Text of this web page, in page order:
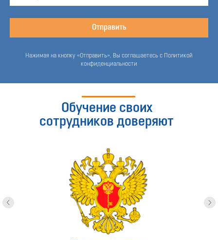
Отправить
Нажимая на кнопку «Отправить», Вы соглашаетесь с Политикой
конфиденциальности
Обучение своих
сотрудников доверяют